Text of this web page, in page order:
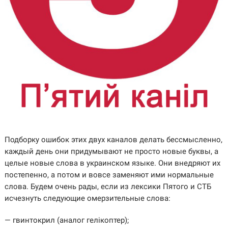
Подборку ошибок этих двух каналов делать бессмысленно,
каждый день они придумывают не просто новые буквы, а
целые новые слова в украинском языке. Они внедряют их
постепенно, а потом и вовсе заменяют ими нормальные
слова. Будем очень рады, если из лексики Пятого и СТБ
исчезнуть следующие омерзительные слова:
— гвинтокрил (аналог гелікоптер);